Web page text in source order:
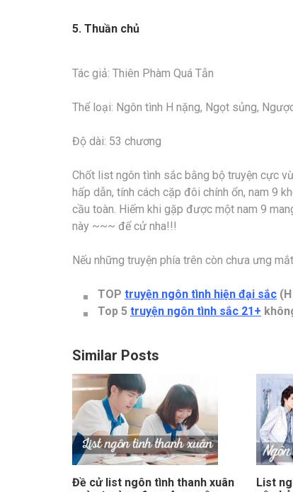
5. Thuần chủ
Tác giả: Thiên Phàm Quá Tẫn
Thể loại: Ngôn tình H nặng, Ngọt sủng,
Độ dài: 53 chương
Chốt list ngôn tình sắc bằng bộ truyện cực
hấp dẫn, tính cách cặp đôi chính ổn, nam 9
cầu toàn. Hiếm khi gặp được một nam 9
này ~~~ để cử nha!!!
Nếu những truyện phía trên còn chưa ưng
TOP truyện ngôn tình hiện đại sắc
Top 5 truyện ngôn tình sắc 21+
Similar Posts
Đề cử list ngôn tình thanh xuân
List